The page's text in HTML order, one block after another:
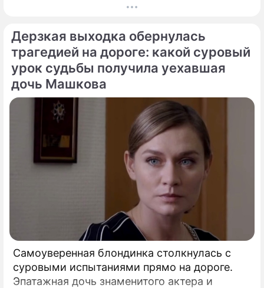
календаре 10 августа 2026 года — дата с
Дерзкая выходка обернулась
трагедией на дороге: какой суровый
урок судьбы получила уехавшая
дочь Машкова
Самоуверенная блондинка столкнулась с
суровыми испытаниями прямо на дороге.
Эпатажная дочь знаменитого актера и